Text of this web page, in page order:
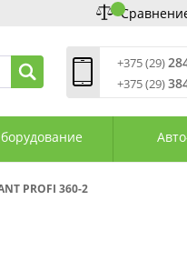
+375 (29)
+375 (29)
Сб: 10:00—18:00
+375 (17) 388-66-33
PROFI 360-2